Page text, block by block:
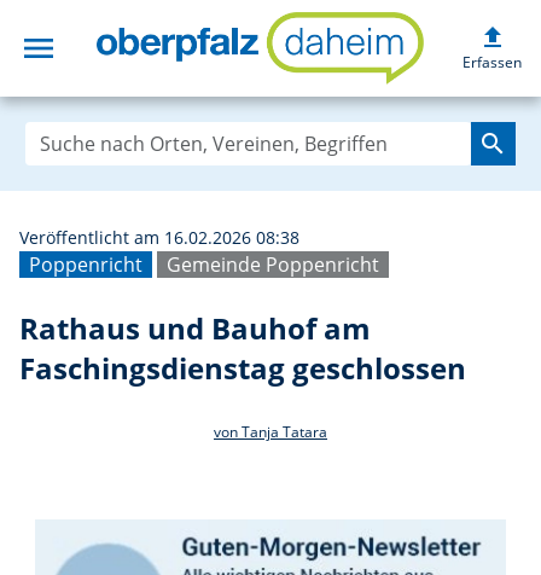
menu Rathaus und
upload
Erfassen
search
Poppenricht Gemeinde Poppenricht
Veröffentlicht am 16.02.2026 08:38
Rathaus und Bauhof am
Faschingsdienstag geschlossen
von Tanja Tatara